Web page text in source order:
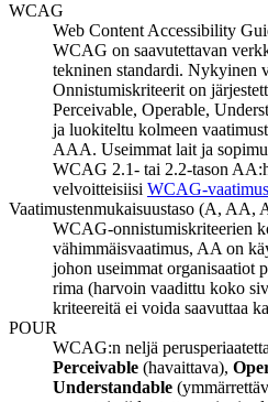
WCAG
Web Content Accessibility
WCAG on saavutettavan
tekninen standardi. Nykyinen
Onnistumiskriteerit on
Perceivable, Operable,
ja luokiteltu kolmeen
AAA. Useimmat lait ja
WCAG 2.1- tai 2.2-tason
velvoitteisiisi WCAG-
Vaatimustenmukaisuustaso (A, AA,
WCAG-onnistumiskriteerien
vähimmäisvaatimus, AA on
johon useimmat
rima (harvoin vaadittu koko
kriteereitä ei voida saavuttaa
POUR
WCAG:n neljä
Perceivable (havaittava),
Understandable